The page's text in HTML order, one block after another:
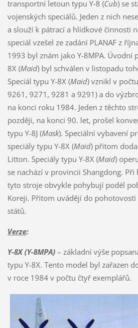
transportní letoun typu Y-8 (Cub) se
vojenských speciálů. Jeden z nich
a slouží k pátrací a hlídkové činnosti
speciál vzešel ze zadání PLANAF z
1993 byl znám jako Y-8MPA. Úvodní
8X (Maid) byl schválen v listopadu
Speciál typu Y-8X (Maid) vznikl v
9261, 9271, 9281 a 9291) a do
na konci roku 1984. Jeden z těchto
později, na konci 90. let, prošel
typu Y-8J (Mask). Speciální vybavení
speciály typu Y-8X (Maid) přitom
Litton. Speciály typu Y-8X (Maid)
se nachází v provincii Shangdong.
tyto stroje obvykle pohybují podél
Koreji. Přitom uvádějí do pohotovosti
států.
Verze:
Y-8X (Y-8MPA)– základní výše
typu Y-8X. Tento model byl zařazen
v roce 1984 v počtu čtyř exemplářů.